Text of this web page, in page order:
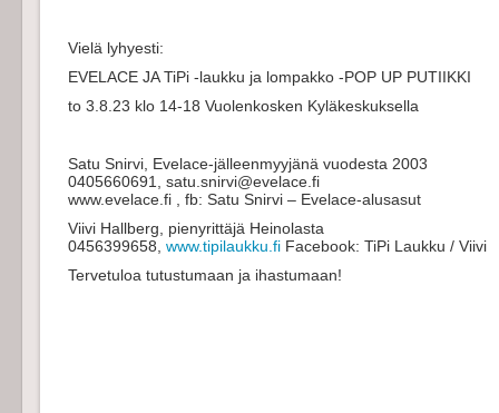
Vielä lyhyesti:
EVELACE JA TiPi -laukku ja lompakko -POP UP PUTIIKKI
to 3.8.23 klo 14-18 Vuolenkosken Kyläkeskuksella
Satu Snirvi, Evelace-jälleenmyyjänä vuodesta 2003
0405660691, satu.snirvi@evelace.fi
www.evelace.fi , fb: Satu Snirvi – Evelace-alusasut
Viivi Hallberg, pienyrittäjä Heinolasta
0456399658, www.tipilaukku.fi Facebook: TiPi Laukku / Viivi
Tervetuloa tutustumaan ja ihastumaan!